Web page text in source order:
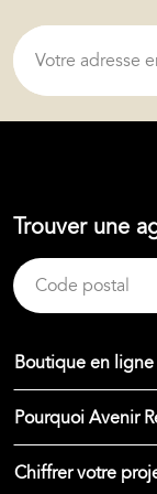
Trouver une
Boutique en ligne
Pourquoi Avenir
Chiffrer votre